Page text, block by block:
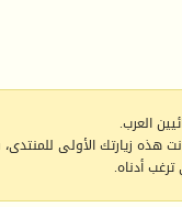
العرب.
هذه زيارتك الأولى للمنتدى،
أدناه.